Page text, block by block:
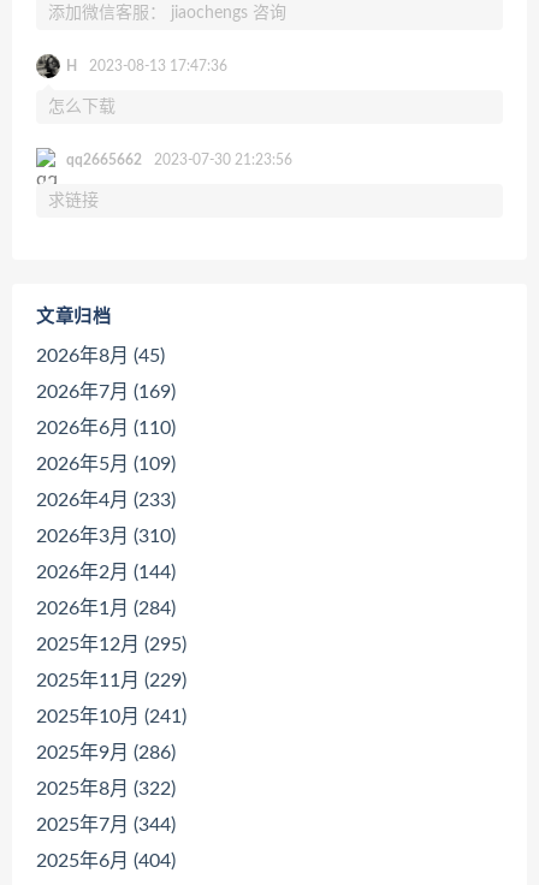
添加微信客服： jiaochengs 咨询
H 2023-08-13 17:47:36
怎么下载
qq2665662 2023-07-30 21:23:56
求链接
文章归档
2026年8月 (45)
2026年7月 (169)
2026年6月 (110)
2026年5月 (109)
2026年4月 (233)
2026年3月 (310)
2026年2月 (144)
2026年1月 (284)
2025年12月 (295)
2025年11月 (229)
2025年10月 (241)
2025年9月 (286)
2025年8月 (322)
2025年7月 (344)
2025年6月 (404)